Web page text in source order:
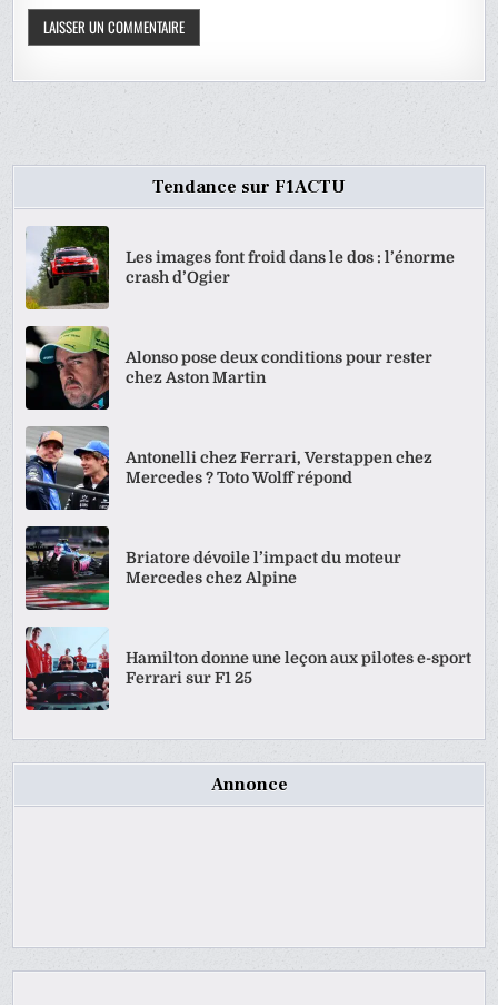
Tendance sur F1ACTU
Les images font froid dans le dos : l’énorme
crash d’Ogier
Alonso pose deux conditions pour rester
chez Aston Martin
Antonelli chez Ferrari, Verstappen chez
Mercedes ? Toto Wolff répond
Briatore dévoile l’impact du moteur
Mercedes chez Alpine
Hamilton donne une leçon aux pilotes e-sport
Ferrari sur F1 25
Annonce